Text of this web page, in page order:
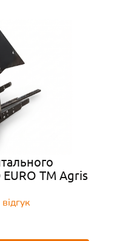
EURO ТМ Agris